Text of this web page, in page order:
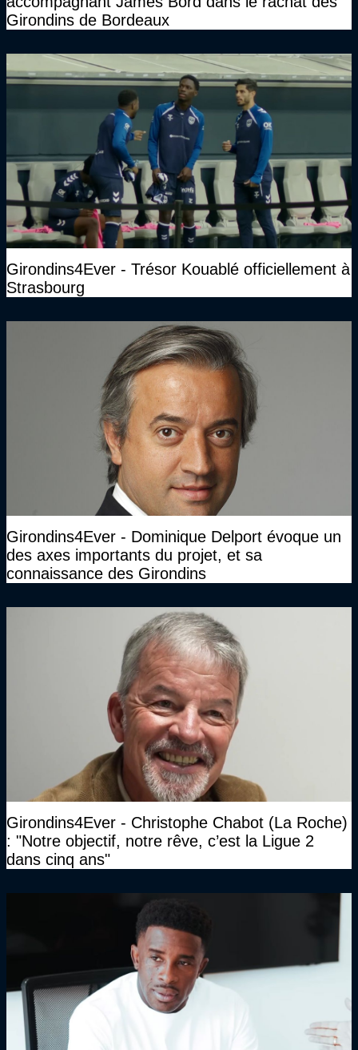
Girondins de Bordeaux
Girondins4Ever - Trésor Kouablé officiellement à
Strasbourg
Girondins4Ever - Dominique Delport évoque un
des axes importants du projet, et sa
connaissance des Girondins
Girondins4Ever - Christophe Chabot (La Roche)
: "Notre objectif, notre rêve, c’est la Ligue 2
dans cinq ans"